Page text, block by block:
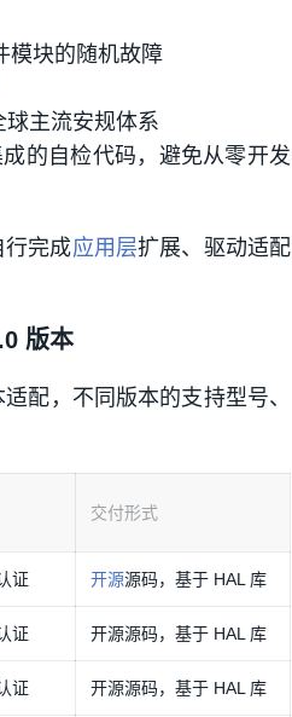
模块的随机故障
主流安规体系
的自检代码，避免从零开发
行完成应用层扩展、驱动适配
版本
配，不同版本的支持型号、
交付形式
证 开源源码，基于 HAL 库
证 开源源码，基于 HAL 库
证 开源源码，基于 HAL 库